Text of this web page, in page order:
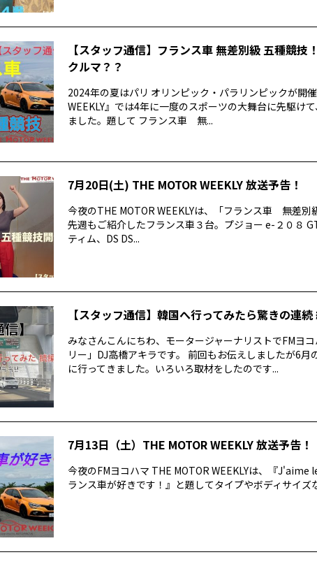
【スタッフ通信】フランス車 無差別級 五種競技
クルマ？？
2024年の夏はパリ オリンピック・パラリンピックが開
WEEKLY』では4年に一度のスポーツの大舞台に先駆け
ました。題して フランス車 無...
7月20日(土) THE MOTOR WEEKLY 放送予告！
今夜のTHE MOTOR WEEKLYは、「フランス車 無差別
先週もご紹介したフランス車３台。プジョー e-２０８
ティム、DS DS...
【スタッフ通信】韓国へ行ってみたら驚きの連続
みなさんこんにちわ、モータージャーナリストでFMヨ
リー」DJ高橋アキラです。 前回もお伝えしましたが6月
に行ってきました。いろいろ取材をしたのです...
7月13日（土）THE MOTOR WEEKLY 放送予告！
今夜のFMヨコハマ THE MOTOR WEEKLYは、『
ランス車が好きです！』と題してタイプやボディサイズ